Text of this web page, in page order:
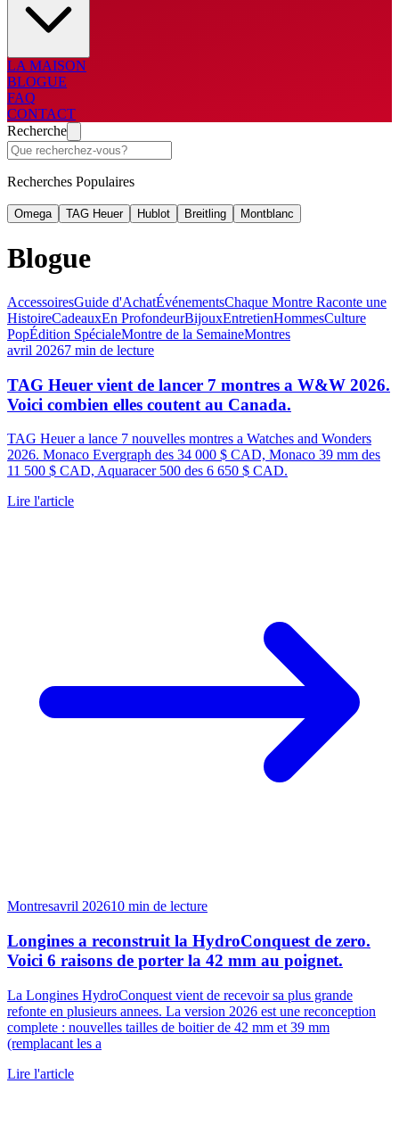
LA MAISON
BLOGUE
FAQ
CONTACT
Recherche
Recherches Populaires
Omega TAG Heuer Hublot Breitling Montblanc
Blogue
AccessoiresGuide d'AchatÉvénementsChaque Montre Raconte une
HistoireCadeauxEn ProfondeurBijouxEntretienHommesCulture
PopÉdition SpécialeMontre de la SemaineMontres
avril 20267 min de lecture
TAG Heuer vient de lancer 7 montres a W&W 2026.
Voici combien elles coutent au Canada.
TAG Heuer a lance 7 nouvelles montres a Watches and Wonders
2026. Monaco Evergraph des 34 000 $ CAD, Monaco 39 mm des
11 500 $ CAD, Aquaracer 500 des 6 650 $ CAD.
Lire l'article
Montresavril 202610 min de lecture
Longines a reconstruit la HydroConquest de zero.
Voici 6 raisons de porter la 42 mm au poignet.
La Longines HydroConquest vient de recevoir sa plus grande
refonte en plusieurs annees. La version 2026 est une reconception
complete : nouvelles tailles de boitier de 42 mm et 39 mm
(remplacant les a
Lire l'article